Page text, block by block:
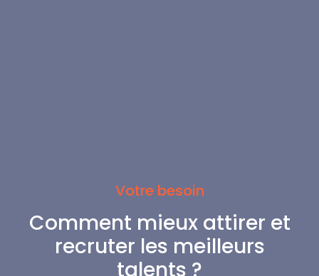
Votre besoin
Comment mieux attirer et
recruter les meilleurs
talents ?